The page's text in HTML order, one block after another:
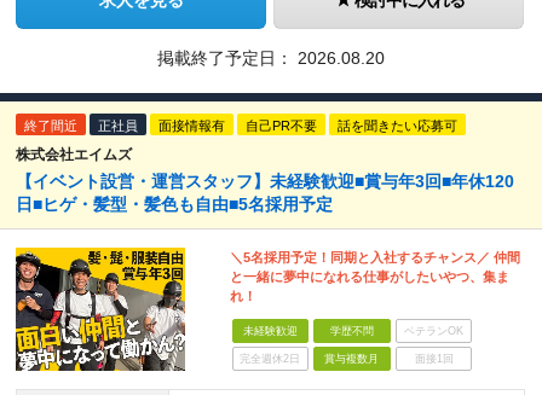
掲載終了予定日： 2026.08.20
終了間近 正社員 面接情報有 自己PR不要 話を聞きたい応募可
株式会社エイムズ
【イベント設営・運営スタッフ】未経験歓迎■賞与年3回■年休120
日■ヒゲ・髪型・髪色も自由■5名採用予定
＼5名採用予定！同期と入社するチャンス／ 仲間
と一緒に夢中になれる仕事がしたいやつ、集ま
れ！
未経験歓迎 学歴不問 ベテランOK
完全週休2日 賞与複数月 面接1回